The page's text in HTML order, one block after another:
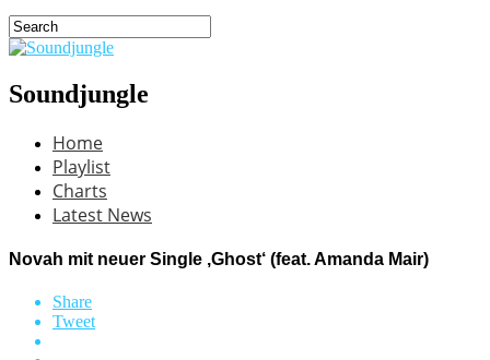
Soundjungle
Home
Playlist
Charts
Latest News
Novah mit neuer Single ‚Ghost‘ (feat. Amanda Mair)
Share
Tweet